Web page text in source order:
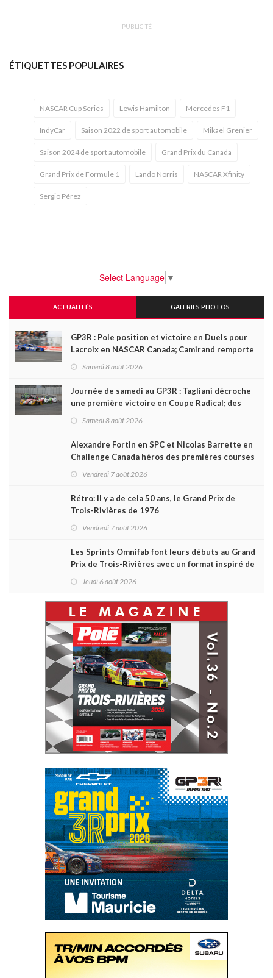
PUBLICITÉ
ÉTIQUETTES POPULAIRES
NASCAR Cup Series Lewis Hamilton Mercedes F1
IndyCar Saison 2022 de sport automobile Mikael Grenier
Saison 2024 de sport automobile Grand Prix du Canada
Grand Prix de Formule 1 Lando Norris NASCAR Xfinity
Sergio Pérez
Select Language ▼
ACTUALITÉS GALERIES PHOTOS
GP3R : Pole position et victoire en Duels pour
Lacroix en NASCAR Canada; Camirand remporte
Samedi 8 août 2026
Journée de samedi au GP3R : Tagliani décroche
une première victoire en Coupe Radical; des
Samedi 8 août 2026
Alexandre Fortin en SPC et Nicolas Barrette en
Challenge Canada héros des premières courses
Vendredi 7 août 2026
Rétro: Il y a de cela 50 ans, le Grand Prix de
Trois-Rivières de 1976
Vendredi 7 août 2026
Les Sprints Omnifab font leurs débuts au Grand
Prix de Trois-Rivières avec un format inspiré de
Jeudi 6 août 2026